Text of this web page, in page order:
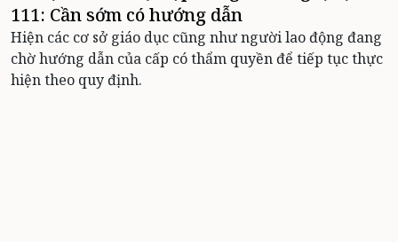
111: Cần sớm có hướng dẫn
Hiện các cơ sở giáo dục cũng như người lao động đang
chờ hướng dẫn của cấp có thẩm quyền để tiếp tục thực
hiện theo quy định.